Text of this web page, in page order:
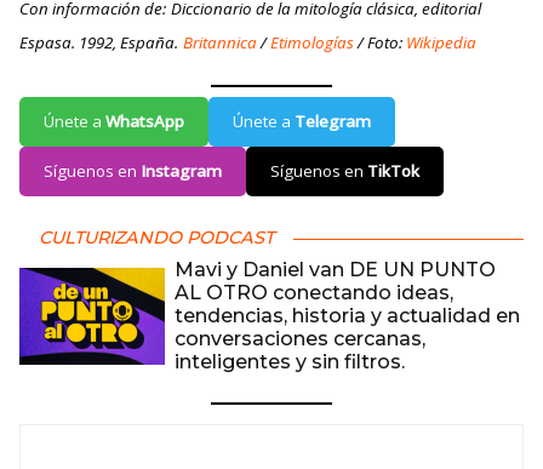
Con información de: Diccionario de la mitología clásica, editorial
Espasa. 1992, España. Britannica/Etimologías/ Foto: Wikipedia
Únete a WhatsApp Únete a Telegram
Síguenos en Instagram Síguenos en TikTok
CULTURIZANDO PODCAST
Mavi y Daniel van DE UN PUNTO
AL OTRO conectando ideas,
tendencias, historia y actualidad en
conversaciones cercanas,
inteligentes y sin filtros.